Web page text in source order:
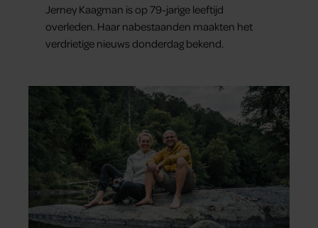
Jerney Kaagman is op 79-jarige leeftijd
overleden. Haar nabestaanden maakten het
verdrietige nieuws donderdag bekend.